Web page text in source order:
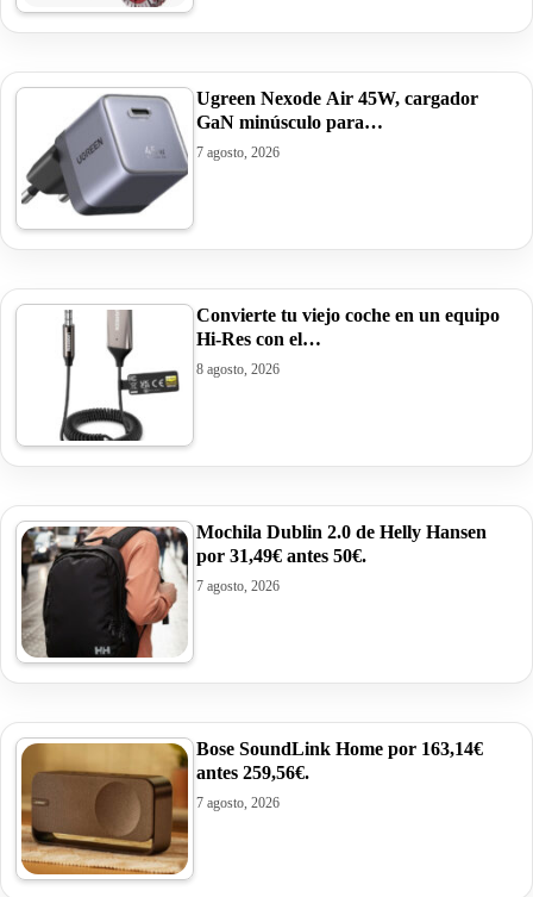
Ugreen Nexode Air 45W, cargador
GaN minúsculo para…
7 agosto, 2026
Convierte tu viejo coche en un equipo
Hi-Res con el…
8 agosto, 2026
Mochila Dublin 2.0 de Helly Hansen
por 31,49€ antes 50€.
7 agosto, 2026
Bose SoundLink Home por 163,14€
antes 259,56€.
7 agosto, 2026